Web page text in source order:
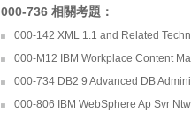
000-736 相關考題：
000-142 XML 1.1 and Related
000-M12 IBM Workplace Content
000-734 DB2 9 Advanced DB
000-806 IBM WebSphere Ap Svr